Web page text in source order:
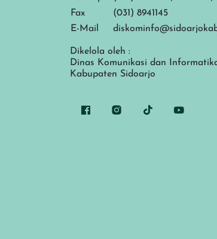
Fax
(031) 8941145
E-Mail
Dikelola oleh :
Dinas Komunikasi dan
Kabupaten Sidoarjo